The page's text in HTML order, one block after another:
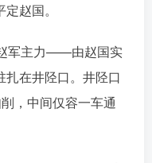
定赵国󠄹󠅀󠄪󠄢󠄡󠄦󠄞󠄧󠄣󠄞󠄢󠄡󠄦󠄞󠄩󠄤󠅬󠅅󠅃󠄵󠅂󠄪󠅗󠅥󠅕󠅣󠅤󠅬󠅄󠄹󠄽󠄵󠄪󠄢󠄠󠄢󠄦󠄝󠄠󠄨󠄝󠄠󠄦󠄐󠄡󠄧󠄪󠄠󠄠󠄪󠄣󠄡󠅬󠅨󠅙󠅑󠅟󠅗󠅒󠄞󠅓󠅟󠅝󠄐󠇕󠆠󠅿󠇖󠆄󠆩󠇕󠅿󠆈󠇗󠆭󠆁󠄐󠇗󠅹󠅸󠇖󠆍󠅳󠇖󠅹󠅰󠇖󠆌󠅹。
军主力——由赵国实
扎在井陉口󠄹󠅀󠄪󠄢󠄡󠄦󠄞󠄧󠄣󠄞󠄢󠄡󠄦󠄞󠄩󠄤󠅬󠅅󠅃󠄵󠅂󠄪󠅗󠅥󠅕󠅣󠅤󠅬󠅄󠄹󠄽󠄵󠄪󠄢󠄠󠄢󠄦󠄝󠄠󠄨󠄝󠄠󠄦󠄐󠄡󠄧󠄪󠄠󠄠󠄪󠄣󠄡󠅬󠅨󠅙󠅑󠅟󠅗󠅒󠄞󠅓󠅟󠅝󠄐󠇕󠆠󠅿󠇖󠆄󠆩󠇕󠅿󠆈󠇗󠆭󠆁󠄐󠇗󠅹󠅸󠇖󠆍󠅳󠇖󠅹󠅰󠇖󠆌󠅹。井陉口
，中间仅容一车通